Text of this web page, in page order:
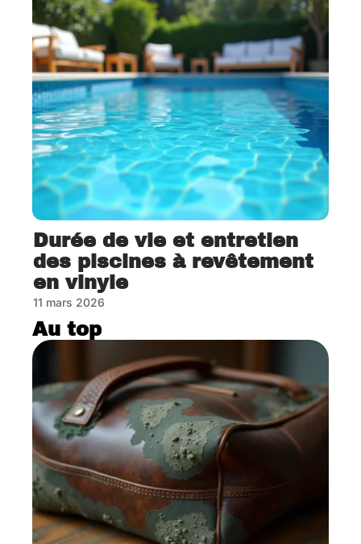
Durée de vie et entretien
des piscines à revêtement
en vinyle
11 mars 2026
Au top